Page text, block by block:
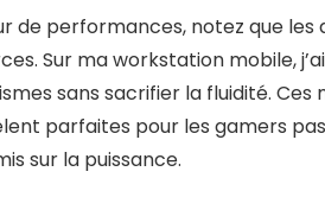
de performances, notez que
Sur ma workstation mobile,
sans sacrifier la fluidité.
parfaites pour les gamers
sur la puissance.